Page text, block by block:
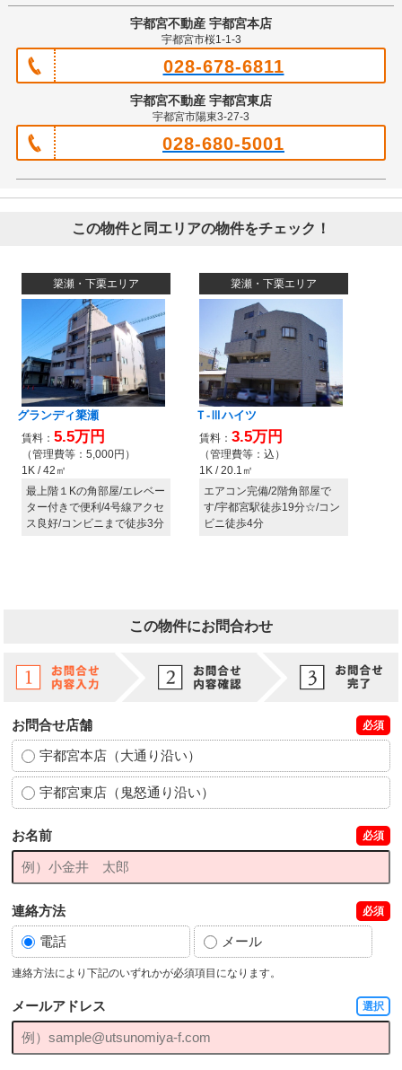
宇都宮不動産 宇都宮本店
宇都宮市桜1-1-3
028-678-6811
宇都宮不動産 宇都宮東店
宇都宮市陽東3-27-3
028-680-5001
この物件と同エリアの物件をチェック！
この物件にお問合わせ
お問合せ店舗 必須
宇都宮本店（大通り沿い）
宇都宮東店（鬼怒通り沿い）
お名前 必須
連絡方法 必須
電話 メール
連絡方法により下記のいずれかが必須項目になります。
メールアドレス 選択